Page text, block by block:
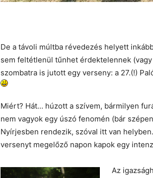
De a távoli múltba révedezés helyett
sem feltétlenül tűnhet érdektelennek
szombatra is jutott egy verseny: a 27.(!)
Miért? Hát… húzott a szívem, bármilyen
nem vagyok egy úszó fenomén (bár
Nyírjesben rendezik, szóval itt van
versenyt megelőző napon kapok egy
Az